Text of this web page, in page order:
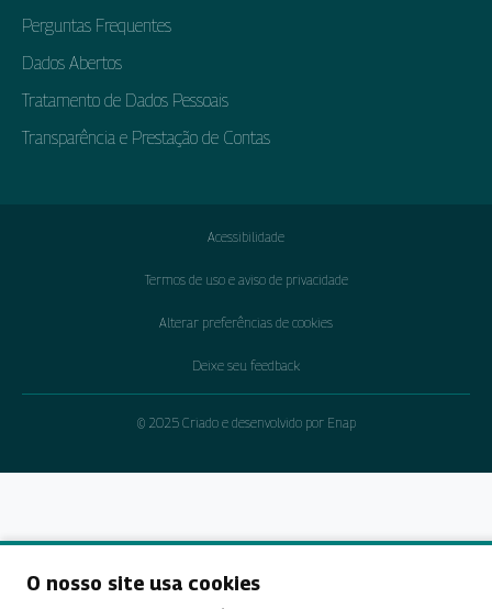
Perguntas Frequentes
Dados Abertos
Tratamento de Dados Pessoais
Transparência e Prestação de Contas
Acessibilidade
Termos de uso e aviso de privacidade
Alterar preferências de cookies
Deixe seu feedback
© 2025 Criado e desenvolvido por Enap
O nosso site usa cookies